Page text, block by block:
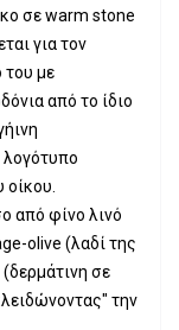
σε warm stone
για τον
με
από το ίδιο
λογότυπο
οίκου.
από φίνο λινό
olive (λαδί της
σε
την